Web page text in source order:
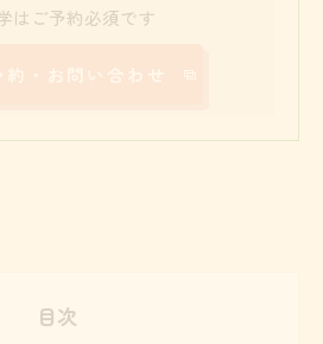
はご予約必須です
目次